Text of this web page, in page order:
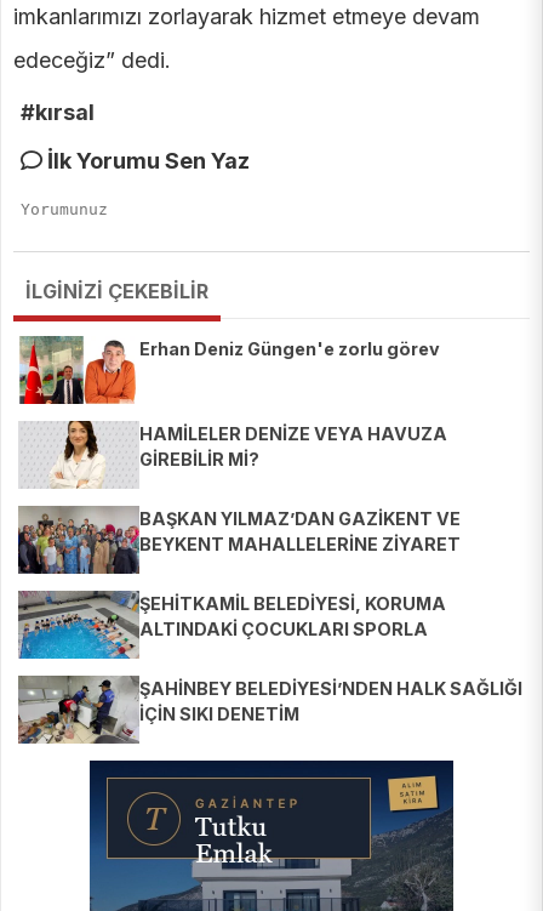
imkanlarımızı zorlayarak hizmet etmeye devam
edeceğiz” dedi.
#kırsal
İlk Yorumu Sen Yaz
İLGİNİZİ ÇEKEBİLİR
Erhan Deniz Güngen'e zorlu görev
HAMİLELER DENİZE VEYA HAVUZA
GİREBİLİR Mİ?
BAŞKAN YILMAZ’DAN GAZİKENT VE
BEYKENT MAHALLELERİNE ZİYARET
ŞEHİTKAMİL BELEDİYESİ, KORUMA
ALTINDAKİ ÇOCUKLARI SPORLA
ŞAHİNBEY BELEDİYESİ’NDEN HALK SAĞLIĞI
İÇİN SIKI DENETİM